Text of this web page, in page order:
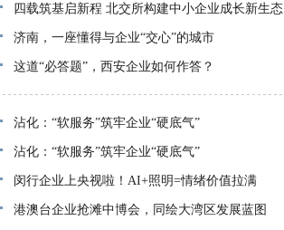
四载筑基启新程 北交所构建中小企业成长新生态
济南，一座懂得与企业“交心”的城市
这道“必答题”，西安企业如何作答？
沾化：“软服务”筑牢企业“硬底气”
沾化：“软服务”筑牢企业“硬底气”
闵行企业上央视啦！AI+照明=情绪价值拉满
港澳台企业抢滩中博会，同绘大湾区发展蓝图